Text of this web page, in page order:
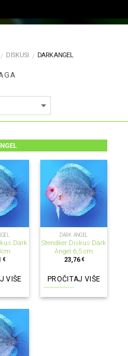
/ DISKUSI / DARK ANGEL
Dark
€
VIŠE
NEMA NA ZALIHI
DARK ANGEL
Stendker Diskus Dark
Angel 6,5 cm
23,76 €
PROČITAJ VIŠE